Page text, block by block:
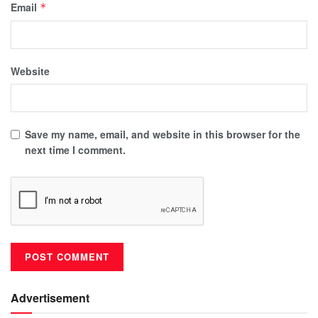
Email *
Website
Save my name, email, and website in this browser for the
next time I comment.
Advertisement